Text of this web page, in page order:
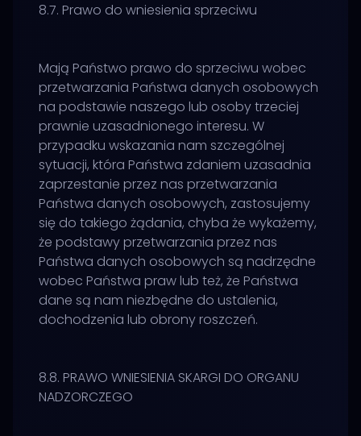
8.7. Prawo do wniesienia sprzeciwu
Mają Państwo prawo do sprzeciwu wobec
przetwarzania Państwa danych osobowych
na podstawie naszego lub osoby trzeciej
prawnie uzasadnionego interesu. W
przypadku wskazania nam szczególnej
sytuacji, która Państwa zdaniem uzasadnia
zaprzestanie przez nas przetwarzania
Państwa danych osobowych, zastosujemy
się do takiego żądania, chyba że wykażemy,
że podstawy przetwarzania przez nas
Państwa danych osobowych są nadrzędne
wobec Państwa praw lub też, że Państwa
dane są nam niezbędne do ustalenia,
dochodzenia lub obrony roszczeń.
8.8. PRAWO WNIESIENIA SKARGI DO ORGANU
NADZORCZEGO